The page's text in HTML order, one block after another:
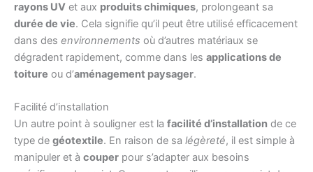
rayons UV et aux produits chimiques, prolongeant sa
durée de vie. Cela signifie qu’il peut être utilisé efficacement
dans des environnements où d’autres matériaux se
dégradent rapidement, comme dans les applications de
toiture ou d’aménagement paysager.
Facilité d’installation
Un autre point à souligner est la facilité d’installation de ce
type de géotextile. En raison de sa légèreté, il est simple à
manipuler et à couper pour s’adapter aux besoins